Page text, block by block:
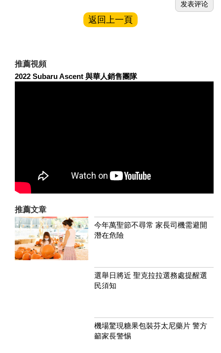
返回上一頁
推薦視頻
2022 Subaru Ascent 與華人銷售團隊
推薦文章
今年萬聖節不尋常 家長司機需避開
潛在危險
選舉日將近 聖克拉拉選務處提醒選
民須知
機場驚現糖果包裝芬太尼藥片 警方
籲家長警惕